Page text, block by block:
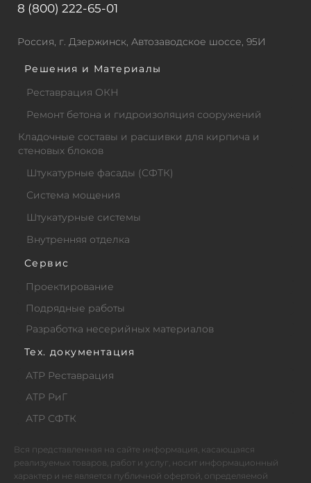
8 (800) 222-65-01
Россия, г. Дзержинск, Автозаводское шоссе, 95И
Решения и Материалы
Реставрация ОКН
Ремонт бетона и гидроизоляция сооружений
Кладочные составы и расшивки для кирпича и
стеновых блоков
Штукатурные фасады (СФТК)
Система мощения
Штукатурные системы
Внутренняя отделка
Сервис
Проектирование
Подрядные работы
Разработка несерийных материалов
Тех. документация
АТР Реставрация
АТР РиГ
АТР СФТК
Вся представленная на сайте информация, касающаяся
реализуемых товаров, работ и услуг, носит информационный
характер и не является публичной офертой, определяемой